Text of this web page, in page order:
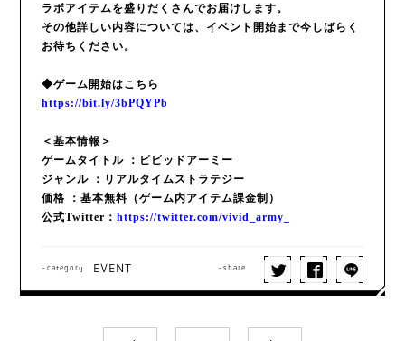
ラボアイテムを盛りだくさんでお届けします。
その他詳しい内容については、イベント開始まで今しばらく
お待ちください。
◆ゲーム開始はこちら
https://bit.ly/3bPQYPb
＜基本情報＞
ゲームタイトル ：ビビッドアーミー
ジャンル ：リアルタイムストラテジー
価格 ：基本無料（ゲーム内アイテム課金制）
公式Twitter： https://twitter.com/vivid_army_
-category EVENT -share